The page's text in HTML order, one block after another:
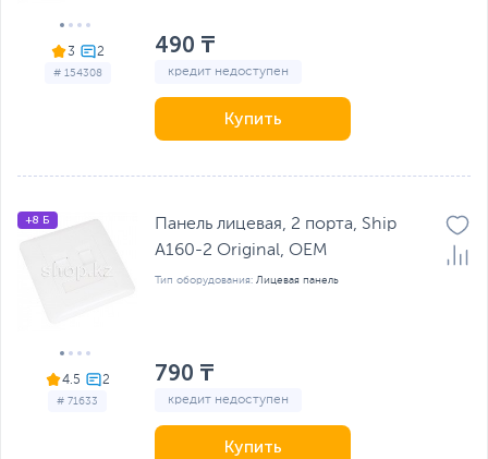
3
# 154308
490 ₸
кредит недоступен
Купить
4.5
# 71633
+8 Б
Панель лицевая, 2 порта, Ship
A160-2 Original, OEM
Тип оборудования: Лицевая панель
790 ₸
кредит недоступен
Купить